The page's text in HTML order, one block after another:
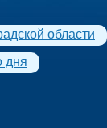
области
дня